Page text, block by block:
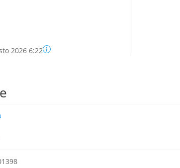
2026 6:22